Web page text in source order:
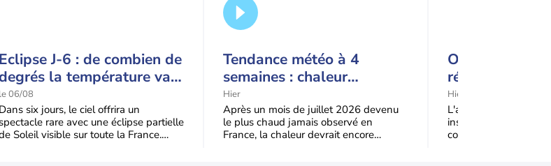
Eclipse J-6 : de combien de
la température va-
t-elle chuter pendant
l'éclipse du 12 août ?
le 06/08
Dans six jours, le ciel offrira un
spectacle rare avec une éclipse partielle
Soleil visible sur toute la France.
Tendance météo à 4
semaines : chaleur
prédominante jusqu'en
septembre
Hier
Après un mois de juillet 2026 devenu
le plus chaud jamais observé en
France, la chaleur devrait encore
Orages ce
régions à
retour de la
Hier
L'atmosphère
instable ce week-
conflit de masses